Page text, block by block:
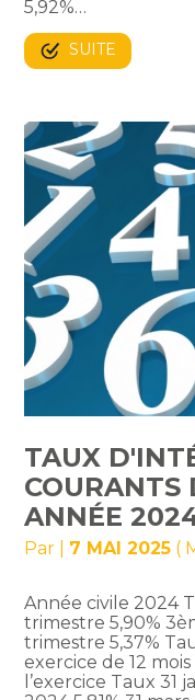
5,92%…
SUITE
TAUX
COURANTS
ANNÉE
Par 7 MAI 2025 (
Année civile 2024
trimestre 5,90%
trimestre 5,37%
exercice de 12
l’exercice Taux 31